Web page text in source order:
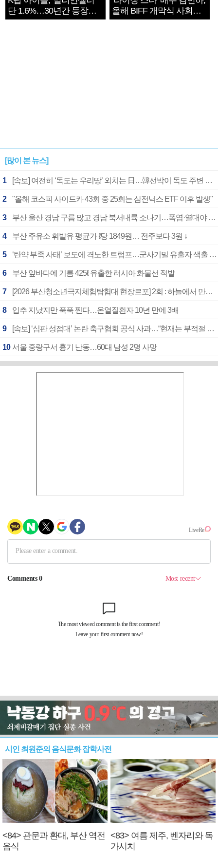
단 1.6%…30년간 등장
1182개팀 전수조사
올해 BIFF 개막식 사회자
확정
[많이 본 뉴스]
1 [속보] 여전히 ‘독도는 우리땅’ 외치는 日…韓선박이 독도 주변 해양조사 활동하자 반발
2 "올해 코스피 사이드카 43회 중 25회는 삼전닉스 ETF 이후 발생"
3 부산 울산 경남 구름 많고 경남 북서내륙 소나기…폭염·열대야 계속
4 부산 주유소 휘발유 평균가 ℓ당 1849원… 전주보다 3원 ↓
5 ‘탄약 부족 사태’ 보도에 격노한 트럼프…군사기밀 유출자 색출 지시
6 부산 앞바다에 기름 425ℓ 유출한 러시아 화물선 적발
7 [2026 부산청소년극지체험탐험대 현장르포] 2회 : 하늘에서 만난 얼음의 나라
8 입추 지났지만 푹푹 찐다…온열질환자 10년 만에 3배
9 [속보] ‘심판 성접대’ 논란 축구협회 공식 사과…“현재는 부적절 행위 없어”
10 서울 중랑구서 흉기 난동…60대 남성 2명 사망
시인 최원준의 음식문화 잡학사전
<84> 관문과 환대, 부산 역전
음식
<83> 여름 제주, 벤자리와 독
가시치